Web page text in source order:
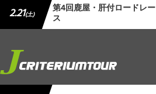
2.21(土) 第4回鹿屋・肝付ロードレー
ス